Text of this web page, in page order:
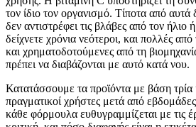
τον ίδιο τον οργανισμό. Τίποτα από αυτά
δεν αντιστρέφει τις βλάβες από τον ήλιο
δείχνετε χρόνια νεότεροι, και πολλές από
και χρηματοδοτούμενες από τη
πρέπει να διαβάζονται με αυτό κατά νου.
Κατατάσσουμε τα προϊόντα με βάση τρία
πραγματικοί χρήστες μετά από
κάθε φόρμουλα ευθυγραμμίζεται με τις